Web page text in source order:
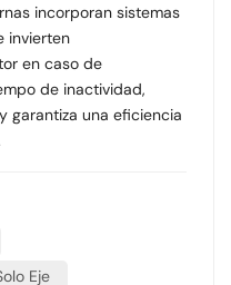
incorporan sistemas
invierten
en caso de
de inactividad,
garantiza una eficiencia
Eje